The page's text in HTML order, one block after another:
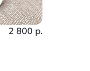
2 800 р.